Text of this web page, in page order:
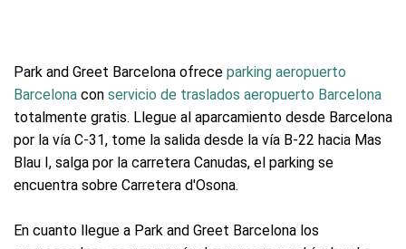
Park and Greet Barcelona ofrece parking aeropuerto
Barcelona con servicio de traslados aeropuerto Barcelona
totalmente gratis. Llegue al aparcamiento desde Barcelona
por la vía C-31, tome la salida desde la vía B-22 hacia Mas
Blau I, salga por la carretera Canudas, el parking se
encuentra sobre Carretera d'Osona.
En cuanto llegue a Park and Greet Barcelona los